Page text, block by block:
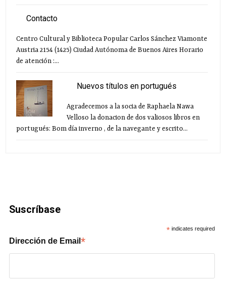
Contacto
Centro Cultural y Biblioteca Popular Carlos Sánchez Viamonte
Austria 2154 (1425) Ciudad Autónoma de Buenos Aires Horario
de atención :...
Nuevos títulos en portugués
Agradecemos a la socia de Raphaela Nawa
Velloso la donacion de dos valiosos libros en
portugués: Bom día inverno , de la navegante y escrito...
Suscríbase
* indicates required
Dirección de Email*